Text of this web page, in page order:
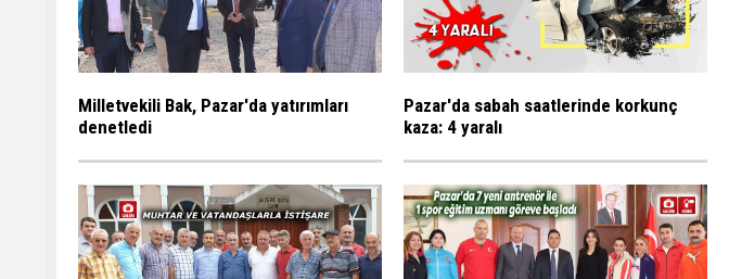
Milletvekili Bak, Pazar'da yatırımları
denetledi
Pazar'da sabah saatlerinde korkunç
kaza: 4 yaralı